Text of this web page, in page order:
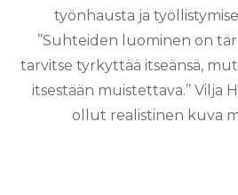
työnhausta ja
’’Suhteiden luominen on
tarvitse tyrkyttää itseänsä,
itsestään muistettava.’’ Vilja
ollut realistinen kuva